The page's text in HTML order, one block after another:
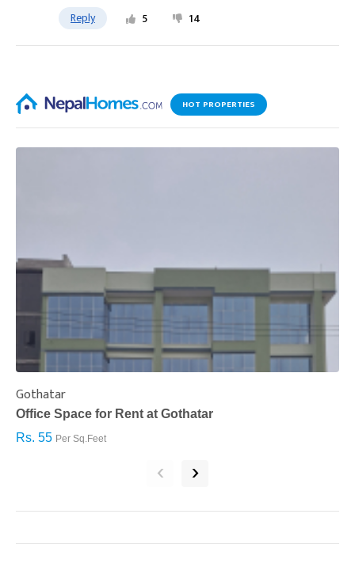
Reply 5 14
HOT PROPERTIES
Gothatar
Office Space for Rent at Gothatar
Rs. 55 Per Sq.Feet
‹ ›